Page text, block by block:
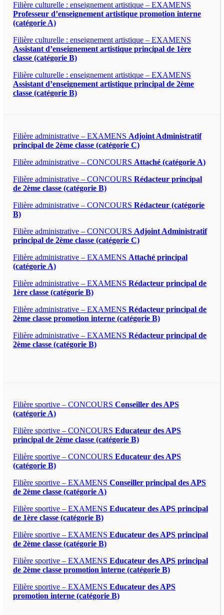
Filière culturelle : enseignement artistique – EXAMENS
Professeur d’enseignement artistique promotion interne
(catégorie A)
Filière culturelle : enseignement artistique – EXAMENS
Assistant d’enseignement artistique principal de 1ère
classe (catégorie B)
Filière culturelle : enseignement artistique – EXAMENS
Assistant d’enseignement artistique principal de 2ème
classe (catégorie B)
Filière administrative – EXAMENS Adjoint Administratif
principal de 2ème classe (catégorie C)
Filière administrative – CONCOURS Attaché (catégorie A)
Filière administrative – CONCOURS Rédacteur principal
de 2ème classe (catégorie B)
Filière administrative – CONCOURS Rédacteur (catégorie
B)
Filière administrative – CONCOURS Adjoint Administratif
principal de 2ème classe (catégorie C)
Filière administrative – EXAMENS Attaché principal
(catégorie A)
Filière administrative – EXAMENS Rédacteur principal de
1ère classe (catégorie B)
Filière administrative – EXAMENS Rédacteur principal de
2ème classe promotion interne (catégorie B)
Filière administrative – EXAMENS Rédacteur principal de
2ème classe (catégorie B)
Filière sportive – CONCOURS Conseiller des APS
(catégorie A)
Filière sportive – CONCOURS Educateur des APS
principal de 2ème classe (catégorie B)
Filière sportive – CONCOURS Educateur des APS
(catégorie B)
Filière sportive – EXAMENS Conseiller principal des APS
de 2ème classe (catégorie A)
Filière sportive – EXAMENS Educateur des APS principal
de 1ère classe (catégorie B)
Filière sportive – EXAMENS Educateur des APS principal
de 2ème classe (catégorie B)
Filière sportive – EXAMENS Educateur des APS principal
de 2ème classe promotion interne (catégorie B)
Filière sportive – EXAMENS Educateur des APS
promotion interne (catégorie B)